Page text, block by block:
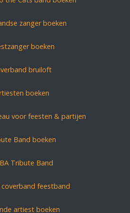
zanger boeken
boeken
bruiloft
boeken
voor feesten & partijen
Band boeken
Tribute Band
feestband
artiest boeken